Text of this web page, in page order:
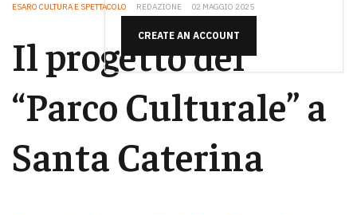
CREATE AN ACCOUNT
ESARO CULTURA E SPETTACOLO REDAZIONE 02 MAGGIO 2025
Il progetto del
“Parco Culturale” a
Santa Caterina